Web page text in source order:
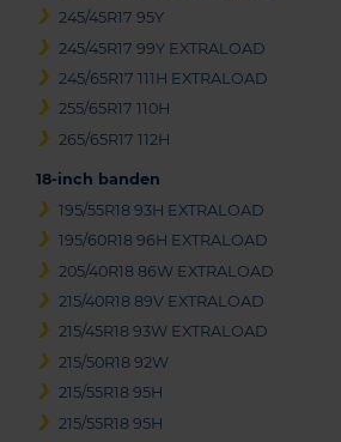
245/45R17 95Y
245/45R17 99Y EXTRALOAD
245/65R17 111H EXTRALOAD
255/65R17 110H
265/65R17 112H
18-inch banden
195/55R18 93H EXTRALOAD
195/60R18 96H EXTRALOAD
205/40R18 86W EXTRALOAD
215/40R18 89V EXTRALOAD
215/45R18 93W EXTRALOAD
215/50R18 92W
215/55R18 95H
215/55R18 95H